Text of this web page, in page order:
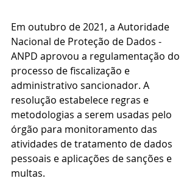
Em outubro de 2021, a Autoridade
Nacional de Proteção de Dados -
ANPD aprovou a regulamentação do
processo de fiscalização e
administrativo sancionador. A
resolução estabelece regras e
metodologias a serem usadas pelo
órgão para monitoramento das
atividades de tratamento de dados
pessoais e aplicações de sanções e
multas.